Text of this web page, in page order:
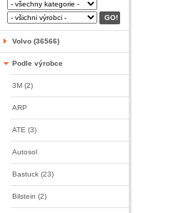
Volvo (36566)
Podle výrobce
3M (2)
ARP
ATE (3)
Autosol
Bastuck (23)
Bilstein (2)